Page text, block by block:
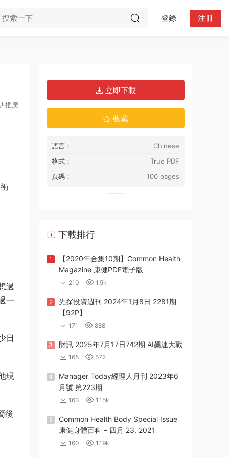
登錄 注冊
推廣
過
一
日
現
後
立即下載
收藏
語言：
Chinese
格式：
True PDF
頁碼：
100 pages
下載排行
1
【2020年合集10期】Common Health
Magazine 康健PDF電子版
210 1.5k
2
先探投資週刊 2024年1月8日 2281期
【92P】
171 888
3 財訊 2025年7月17日742期 AI飆速大戰
168 572
4
Manager Today經理人月刊 2023年6
月號 第223期
163 1.15k
5
Common Health Body Special Issue
康健身體百科 – 四月 23, 2021
160 1.19k